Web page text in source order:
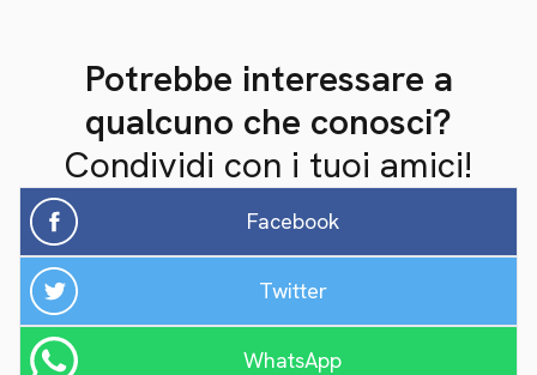
Potrebbe interessare a
qualcuno che conosci?
Condividi con i tuoi amici!
Facebook
Twitter
WhatsApp